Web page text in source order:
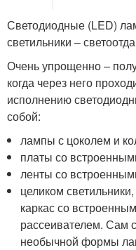
Светодиодные (LED)
светильники –
Очень упрощенно –
когда через него
исполнению
собой:
лампы с цоколем и
платы со
ленты со
целиком
каркас со
рассеивателем. Сам
необычной формы